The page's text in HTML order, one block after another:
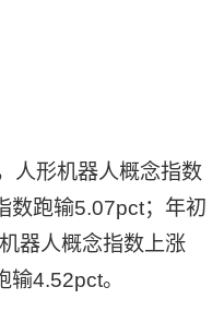
人形机器人概念指数
数跑输5.07pct；年初
器人概念指数上涨
4.52pct。